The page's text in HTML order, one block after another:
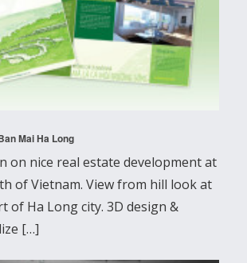
Mai Ha Long
on nice real estate development at
of Vietnam. View from hill look at
of Ha Long city. 3D design &
[…]